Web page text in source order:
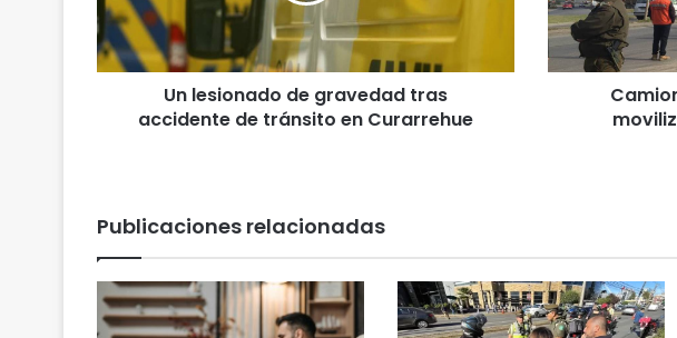
o
n
a
a
v
e
d
a
Un lesionado de gravedad tras
accidente de tránsito en Curarrehue
e
o
a
u
c
a
Publicaciones relacionadas